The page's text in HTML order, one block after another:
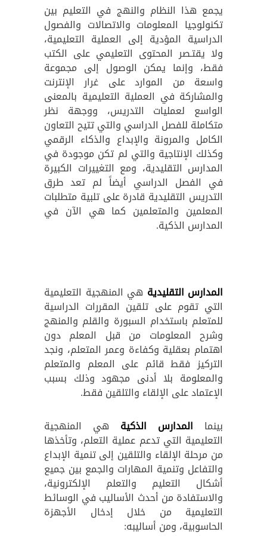
يجمع هذا النظام والنهج في التعليم بين
تكنولوجيا المعلومات والاتصالات والفصول
الدراسية المؤدية إلى العملية التعليمية،
ولا يقتـصر المحتوى التعليمي على الكتب
فقط، وإنما يمكن الوصول إلى مجموعة
واسعة من الموارد على غرار الإنترنت
والمشاركة في العملية التعليمية بالمعنى
الواسع لعمليات التدريس، ووجهة نظر
متكاملة للفصل الدراسي والتي تتيح التعاون
الكامل والمرونة والإبداع والذكاء الرقمي
وكذلك الإنتاجية والتي لم تكن موجودة في
المدارس التقليدية، ومع التغييرات الكبيرة
في الفصل الدراسي أيضاً لم تعد طرق
التدريس التقليدية قادرة على تلبية متطلبات
المعلمين والمتعلمين كما هي الآن في
المدارس الذكية.
المدارس التقليدية هي المنهجية التعليمية
التي تقوم على تلقين المقررات الدراسية
للمتعلم باستخدام السبورة والقلم والمنهج
وشرح المعلومات من قبل المعلم دون
اهتمام بعقلية وكفاءة وعمر المتعلم، ونجد
التركيز فقط قائم على المعلم والمتعلم
والمعلومة بلا أدنى مجهود وذلك بسبب
الإعتماد على الإلقاء والتلقين فقط.
بينما المدارس الذكية هي المنهجية
التعليمية التي تدعم عملية التعلم، وتأخذها
من مرحلة الإلقاء والتلقين إلى تنمية الإبداع
والتفاعل وتنمية المهارات والجمع بين جميع
أشكال التعليم والتعلم الإلكترونية،
والاستفادة من أحدث الأساليب في الوسائط
التعليمية من خلال إدخال الأجهزة
الحاسوبية، ومن أساليبه: